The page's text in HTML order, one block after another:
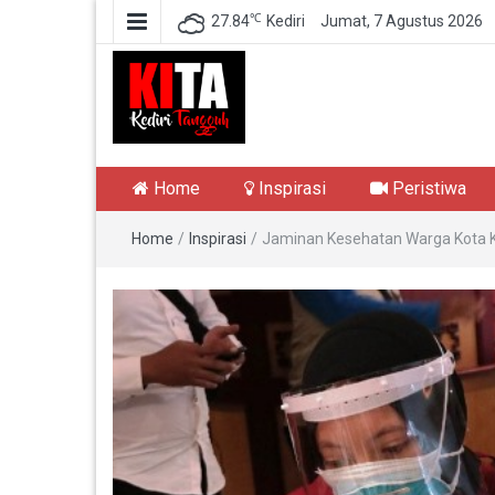
27.84℃ Kediri Jumat, 7 Agustus 2026
Kediri Tangguh
Home Inspirasi Peristiwa
Home / Inspirasi / Jaminan Kesehatan Warga Kota